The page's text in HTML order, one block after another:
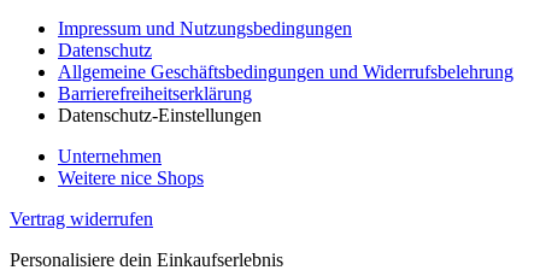
Impressum und Nutzungsbedingungen
Datenschutz
Allgemeine Geschäftsbedingungen und Widerrufsbelehrung
Barrierefreiheitserklärung
Datenschutz-Einstellungen
Unternehmen
Weitere nice Shops
Vertrag widerrufen
Personalisiere dein Einkaufserlebnis